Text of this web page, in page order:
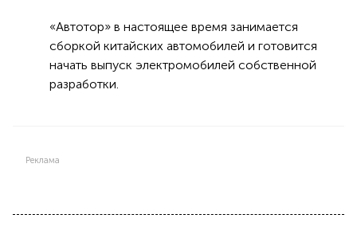
«Автотор» в настоящее время занимается
сборкой китайских автомобилей и готовится
начать выпуск электромобилей собственной
разработки.
Реклама